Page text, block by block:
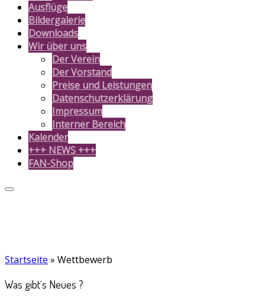
Ausflüge
Bildergalerie
Downloads
Wir über uns
Der Verein
Der Vorstand
Preise und Leistungen
Datenschutzerklärung
Impressum
Interner Bereich
Kalender
+++ NEWS +++
FAN-Shop
Startseite » Wettbewerb
Was gibt´s Neues ?